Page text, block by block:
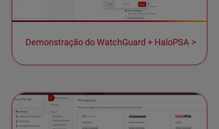
Demonstração do WatchGuard + HaloPSA